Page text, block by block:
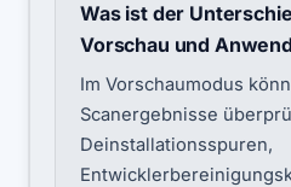
Was ist der
Vorschau und
Im Vorschaumodus
Scanergebnisse
Deinstallationsspuren,